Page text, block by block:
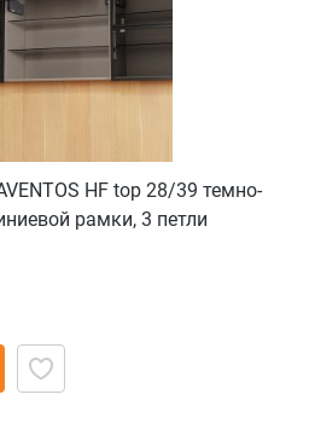
HF top 28/39 темно-
рамки, 3 петли